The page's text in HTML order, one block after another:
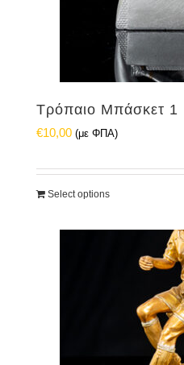
Τρόπαιο Μπάσκετ 1
€10,00 (με ΦΠΑ)
Select options